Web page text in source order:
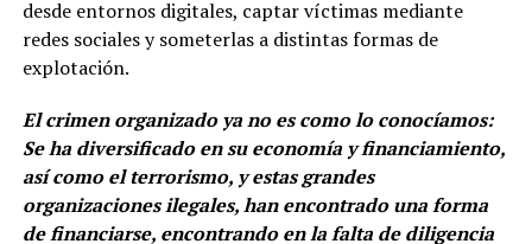
desde entornos digitales, captar víctimas mediante
redes sociales y someterlas a distintas formas de
explotación.
El crimen organizado ya no es como lo conocíamos:
Se ha diversificado en su economía y financiamiento,
así como el terrorismo, y estas grandes
organizaciones ilegales, han encontrado una forma
de financiarse, encontrando en la falta de diligencia